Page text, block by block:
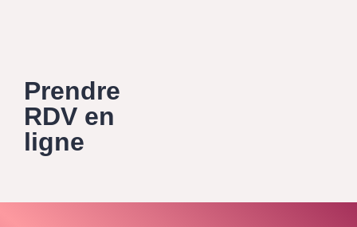
Prendre
RDV en
ligne